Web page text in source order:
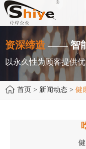
资深缔造 —— 智
以永久性为顾客提供
首页 > 新闻动态 > 健